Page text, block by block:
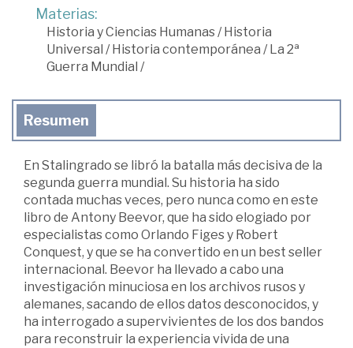
Materias:
Historia y Ciencias Humanas/ Historia
Universal / Historia contemporánea / La 2ª
Guerra Mundial /
Resumen
En Stalingrado se libró la batalla más decisiva de la
segunda guerra mundial. Su historia ha sido
contada muchas veces, pero nunca como en este
libro de Antony Beevor, que ha sido elogiado por
especialistas como Orlando Figes y Robert
Conquest, y que se ha convertido en un best seller
internacional. Beevor ha llevado a cabo una
investigación minuciosa en los archivos rusos y
alemanes, sacando de ellos datos desconocidos, y
ha interrogado a supervivientes de los dos bandos
para reconstruir la experiencia vivida de una